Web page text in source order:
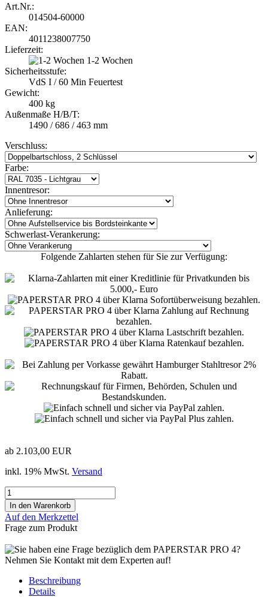
Art.Nr.:
014504-60000
EAN:
4011238007750
Lieferzeit:
1-2 Wochen
Sicherheitsstufe:
VdS I / 60 Min Feuertest
Gewicht:
400 kg
Außenmaße H/B/T:
1490 / 686 / 463 mm
Verschluss:
Farbe:
Innentresor:
Anlieferung:
Schwerlast-Verankerung:
Folgende Zahlarten stehen für Sie zur Verfügung:
ab 2.103,00 EUR
inkl. 19% MwSt. Versand
Auf den Merkzettel
Frage zum Produkt
Beschreibung
Details